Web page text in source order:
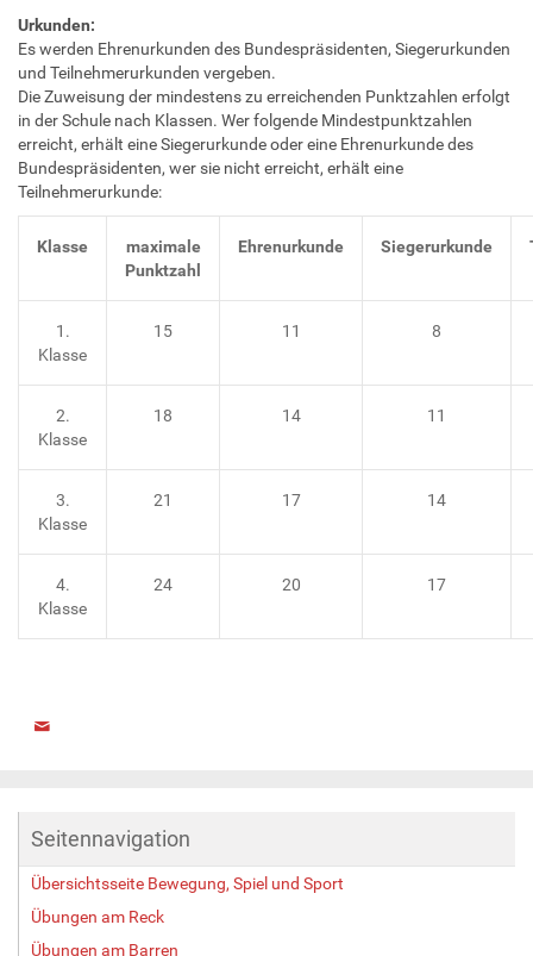
Urkunden:
Es werden Ehrenurkunden des Bundespräsidenten, Siegerurkunden
und Teilnehmerurkunden vergeben.
Die Zuweisung der mindestens zu erreichenden Punktzahlen erfolgt
in der Schule nach Klassen. Wer folgende Mindestpunktzahlen
erreicht, erhält eine Siegerurkunde oder eine Ehrenurkunde des
Bundespräsidenten, wer sie nicht erreicht, erhält eine
Teilnehmerurkunde:
Klasse
maximale
Punktzahl
Ehrenurkunde Siegerurkunde
1.
Klasse
15 11 8
2.
Klasse
18 14 11
3.
Klasse
21 17 14
4.
Klasse
24 20 17
Seitennavigation
Übersichtsseite Bewegung, Spiel und Sport
Übungen am Reck
Übungen am Barren